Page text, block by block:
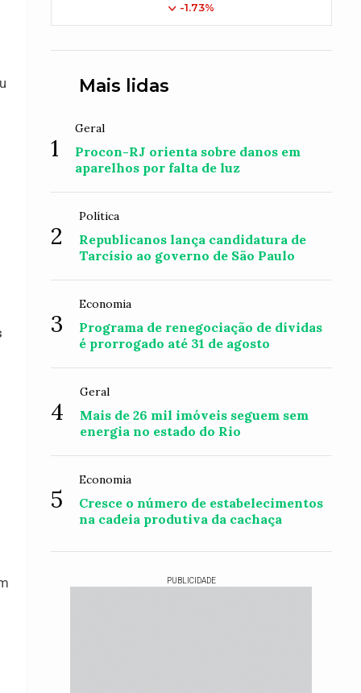
-1.73%
Mais lidas
1
Geral
Procon-RJ orienta sobre danos em
aparelhos por falta de luz
2
Política
Republicanos lança candidatura de
Tarcísio ao governo de São Paulo
3
Economia
Programa de renegociação de dívidas
é prorrogado até 31 de agosto
4
Geral
Mais de 26 mil imóveis seguem sem
energia no estado do Rio
5
Economia
Cresce o número de estabelecimentos
na cadeia produtiva da cachaça
PUBLICIDADE